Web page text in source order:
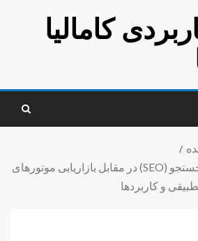
کامالیا
بهینه‌سازی موتورهای جستجو (SEO) در مقابل بازاریابی موتورهای